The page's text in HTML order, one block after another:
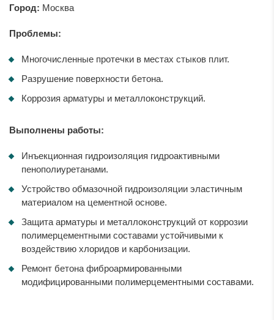
Город: Москва
Проблемы:
Многочисленные протечки в местах стыков плит.
Разрушение поверхности бетона.
Коррозия арматуры и металлоконструкций.
Выполнены работы:
Инъекционная гидроизоляция гидроактивными
пенополиуретанами.
Устройство обмазочной гидроизоляции эластичным
материалом на цементной основе.
Защита арматуры и металлоконструкций от коррозии
полимерцементными составами устойчивыми к
воздействию хлоридов и карбонизации.
Ремонт бетона фиброармированными
модифицированными полимерцементными составами.